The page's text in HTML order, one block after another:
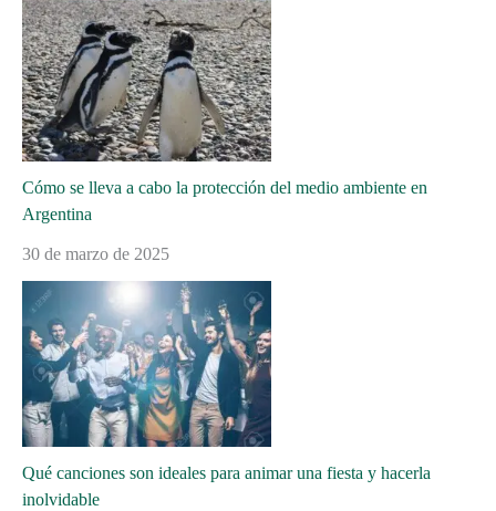
Cómo se lleva a cabo la protección del medio ambiente en
Argentina
30 de marzo de 2025
Qué canciones son ideales para animar una fiesta y hacerla
inolvidable